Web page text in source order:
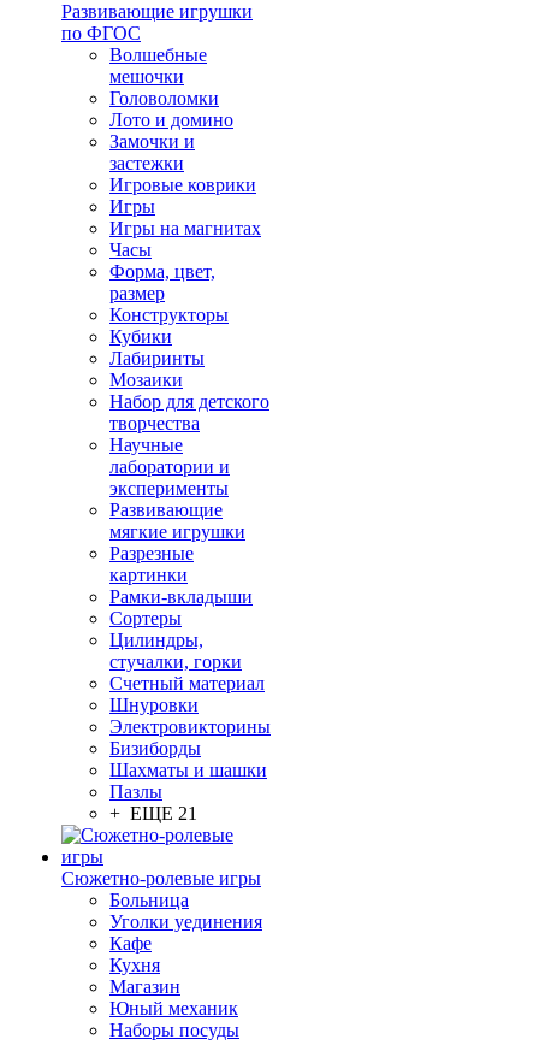
Развивающие игрушки
по ФГОС
Волшебные
мешочки
Головоломки
Лото и домино
Замочки и
застежки
Игровые коврики
Игры
Игры на магнитах
Часы
Форма, цвет,
размер
Конструкторы
Кубики
Лабиринты
Мозаики
Набор для детского
творчества
Научные
лаборатории и
эксперименты
Развивающие
мягкие игрушки
Разрезные
картинки
Рамки-вкладыши
Сортеры
Цилиндры,
стучалки, горки
Счетный материал
Шнуровки
Электровикторины
Бизиборды
Шахматы и шашки
Пазлы
+ ЕЩЕ 21
Сюжетно-ролевые игры
Больница
Уголки уединения
Кафе
Кухня
Магазин
Юный механик
Наборы посуды